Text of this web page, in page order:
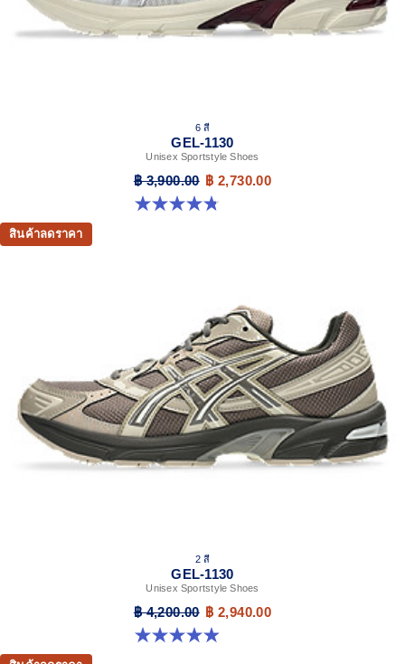
6 สี
GEL-1130
Unisex Sportstyle Shoes
฿ 3,900.00 ฿ 2,730.00
4.8 จาก 5 ดาว 52 รีวิว
สินค้าลดราคา
2 สี
GEL-1130
Unisex Sportstyle Shoes
฿ 4,200.00 ฿ 2,940.00
4.9 จาก 5 ดาว 27 รีวิว